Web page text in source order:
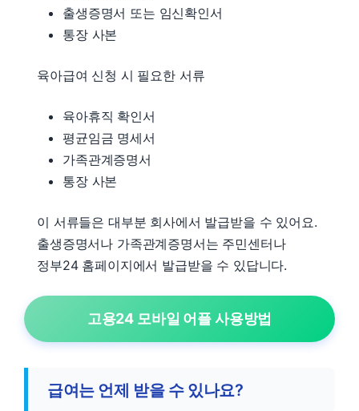
출생증명서 또는 임신확인서
통장 사본
육아급여 신청 시 필요한 서류
육아휴직 확인서
평균임금 명세서
가족관계증명서
통장 사본
이 서류들은 대부분 회사에서 발급받을 수 있어요.
출생증명서나 가족관계증명서는 주민센터나
정부24 홈페이지에서 발급받을 수 있답니다.
고용24 모바일 어플 사용방법
급여는 언제 받을 수 있나요?